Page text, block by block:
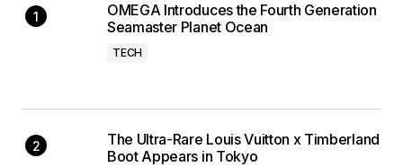
OMEGA Introduces the Fourth Generation
Seamaster Planet Ocean
TECH
The Ultra-Rare Louis Vuitton x Timberland
Boot Appears in Tokyo